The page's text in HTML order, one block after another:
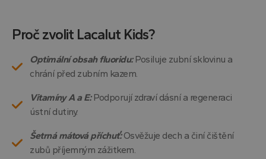
Proč zvolit Lacalut Kids?
Optimální obsah fluoridu: Posiluje zubní sklovinu a
chrání před zubním kazem.
Vitamíny A a E: Podporují zdraví dásní a regeneraci
ústní dutiny.
Šetrná mátová příchuť:Osvěžuje dech a činí čištění
zubů příjemným zážitkem.